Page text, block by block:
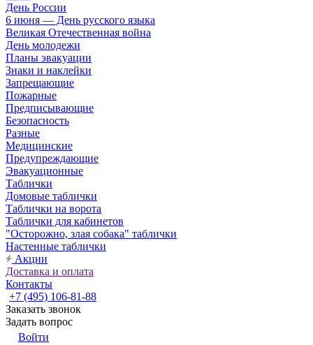
День России
6 июня — День русского языка
Великая Отечественная война
День молодежи
Планы эвакуации
Знаки и наклейки
Запрещающие
Пожарные
Предписывающие
Безопасность
Разные
Медицинские
Предупреждающие
Эвакуационные
Таблички
Домовые таблички
Таблички на ворота
Таблички для кабинетов
"Осторожно, злая собака" таблички
Настенные таблички
Акции
Доставка и оплата
Контакты
+7 (495) 106-81-88
Заказать звонок
Задать вопрос
Войти